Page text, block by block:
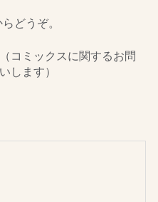
どうぞ。
（コミックスに関するお問
します）